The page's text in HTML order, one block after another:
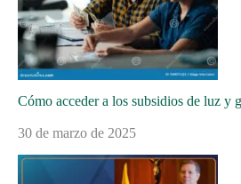
Cómo acceder a los subsidios de luz y
30 de marzo de 2025